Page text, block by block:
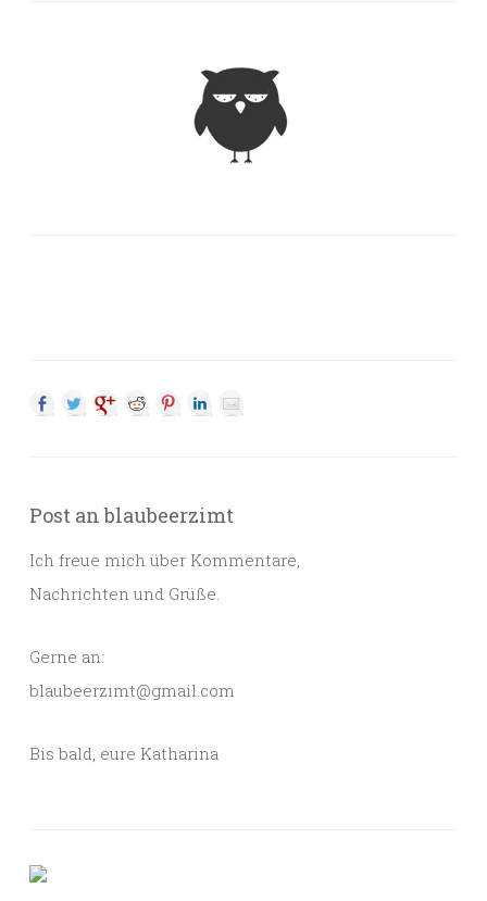
Post an blaubeerzimt
Ich freue mich über Kommentare,
Nachrichten und Grüße.
Gerne an:
blaubeerzimt@gmail.com
Bis bald, eure Katharina